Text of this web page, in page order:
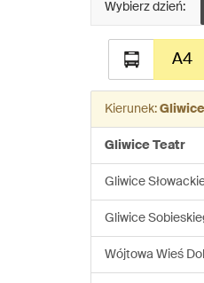
Wybierz dzień:
A4
Kierunek:
Gliwice Teatr
Gliwice
Gliwice
Wójtowa Wieś